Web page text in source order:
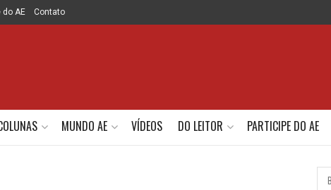
do AE Contato
MUNDO AE VÍDEOS DO LEITOR PARTICIPE DO AE